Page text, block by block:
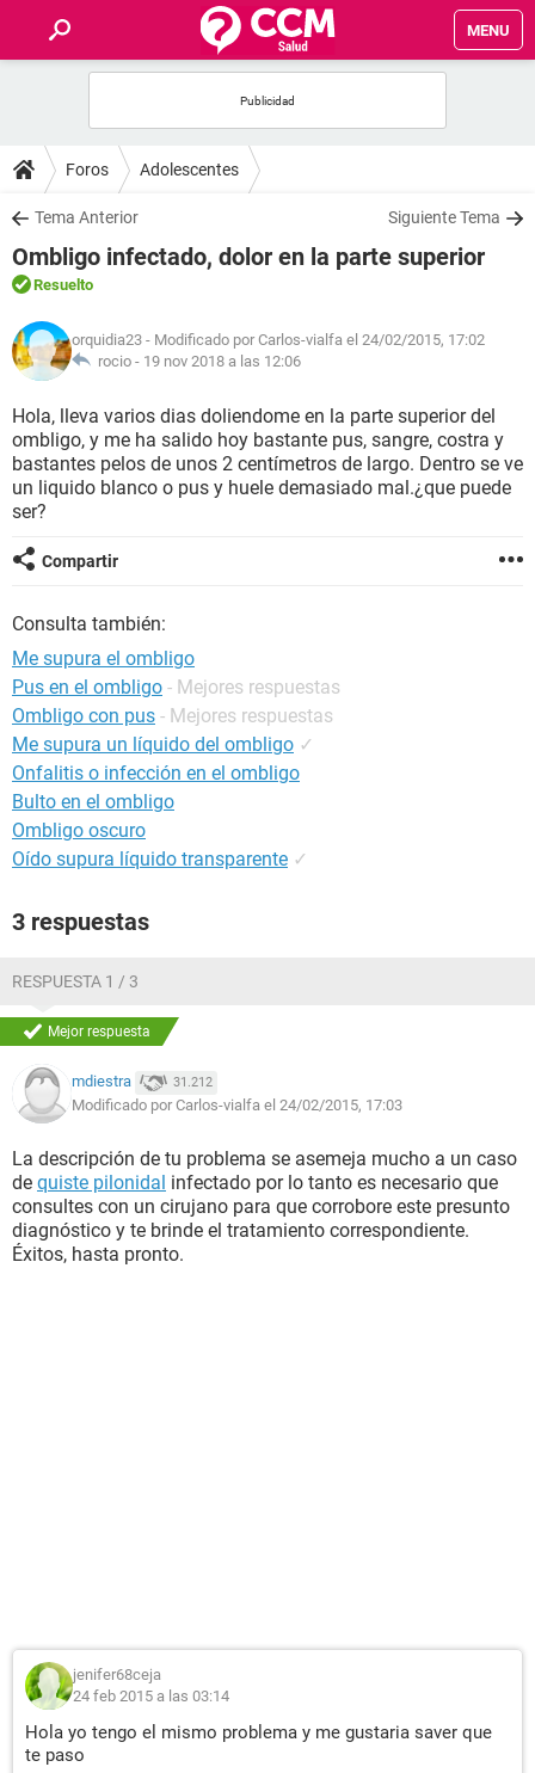
MENU
FOROS
SALUD
FAMILIA
NUTRICIÓN
SEXUALIDAD
GLOSARIO
Foros Adolescentes
Tema Anterior Siguiente Tema
Ombligo infectado, dolor en la parte superior
Resuelto
orquidia23 - Modificado por Carlos-vialfa el 24/02/2015, 17:02
rocio - 19 nov 2018 a las 12:06
Hola, lleva varios dias doliendome en la parte superior del
ombligo, y me ha salido hoy bastante pus, sangre, costra y
bastantes pelos de unos 2 centímetros de largo. Dentro se ve
un liquido blanco o pus y huele demasiado mal.¿que puede
ser?
Compartir
Consulta también:
Me supura el ombligo
Pus en el ombligo - Mejores respuestas
Ombligo con pus - Mejores respuestas
Me supura un líquido del ombligo ✓
Onfalitis o infección en el ombligo
Bulto en el ombligo
Ombligo oscuro
Oído supura líquido transparente ✓
3 respuestas
RESPUESTA 1 / 3
Mejor respuesta
mdiestra 31.212
Modificado por Carlos-vialfa el 24/02/2015, 17:03
La descripción de tu problema se asemeja mucho a un caso
de quiste pilonidal infectado por lo tanto es necesario que
consultes con un cirujano para que corrobore este presunto
diagnóstico y te brinde el tratamiento correspondiente.
Éxitos, hasta pronto.
jenifer68ceja
24 feb 2015 a las 03:14
Hola yo tengo el mismo problema y me gustaria saver que
te paso